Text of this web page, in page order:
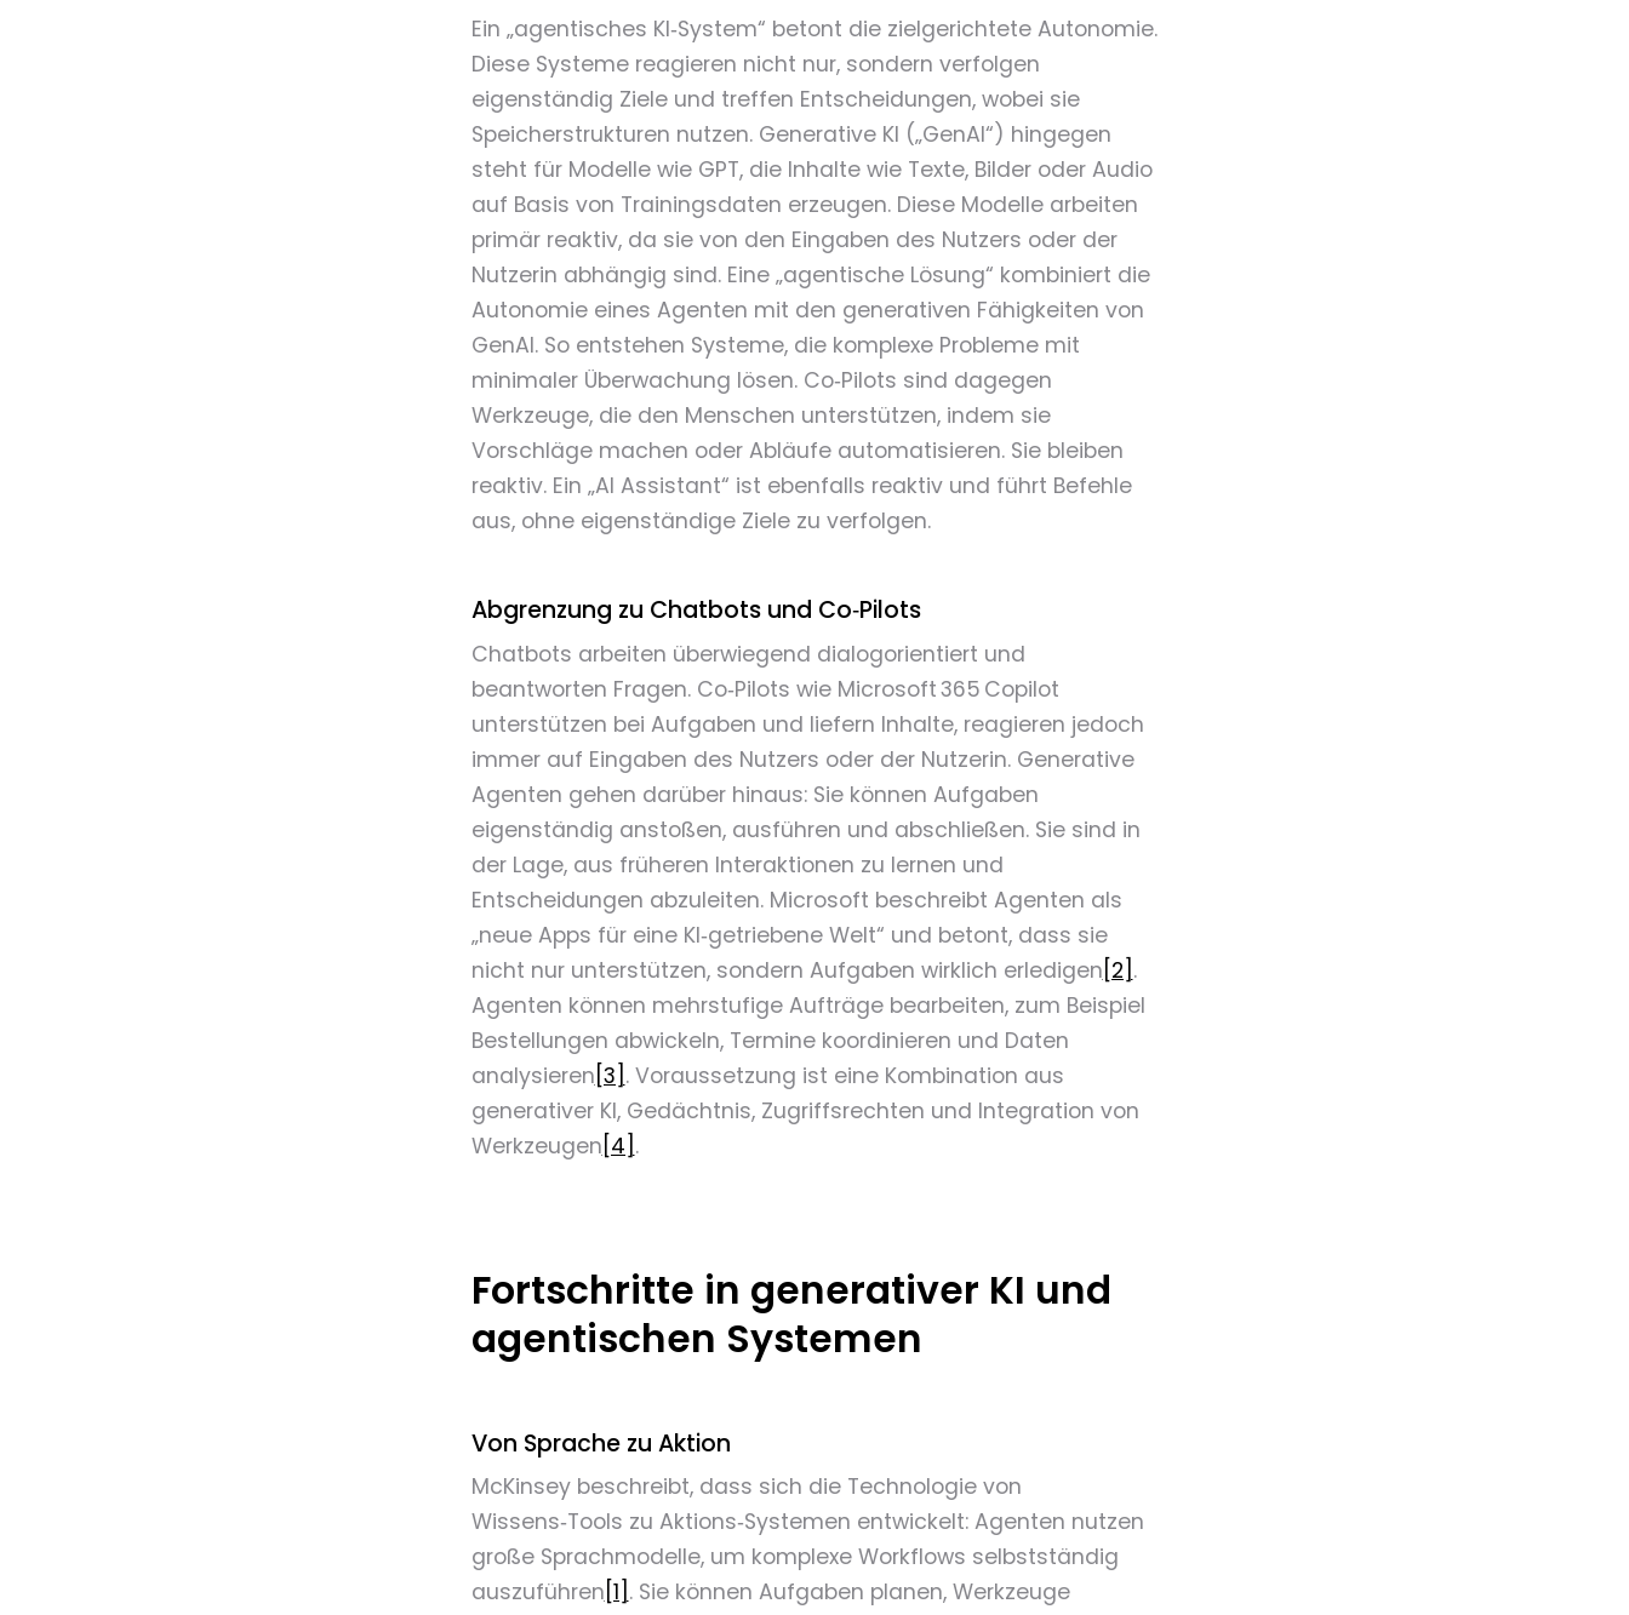
Ein „agentisches KI‑System“ betont die zielgerichtete Autonomie.
Diese Systeme reagieren nicht nur, sondern verfolgen
eigenständig Ziele und treffen Entscheidungen, wobei sie
Speicherstrukturen nutzen. Generative KI („GenAI“) hingegen
steht für Modelle wie GPT, die Inhalte wie Texte, Bilder oder Audio
auf Basis von Trainingsdaten erzeugen. Diese Modelle arbeiten
primär reaktiv, da sie von den Eingaben des Nutzers oder der
Nutzerin abhängig sind. Eine „agentische Lösung“ kombiniert die
Autonomie eines Agenten mit den generativen Fähigkeiten von
GenAI. So entstehen Systeme, die komplexe Probleme mit
minimaler Überwachung lösen. Co‑Pilots sind dagegen
Werkzeuge, die den Menschen unterstützen, indem sie
Vorschläge machen oder Abläufe automatisieren. Sie bleiben
reaktiv. Ein „AI Assistant“ ist ebenfalls reaktiv und führt Befehle
aus, ohne eigenständige Ziele zu verfolgen.
Abgrenzung zu Chatbots und Co‑Pilots
Chatbots arbeiten überwiegend dialogorientiert und
beantworten Fragen. Co‑Pilots wie Microsoft 365 Copilot
unterstützen bei Aufgaben und liefern Inhalte, reagieren jedoch
immer auf Eingaben des Nutzers oder der Nutzerin. Generative
Agenten gehen darüber hinaus: Sie können Aufgaben
eigenständig anstoßen, ausführen und abschließen. Sie sind in
der Lage, aus früheren Interaktionen zu lernen und
Entscheidungen abzuleiten. Microsoft beschreibt Agenten als
„neue Apps für eine KI‑getriebene Welt“ und betont, dass sie
nicht nur unterstützen, sondern Aufgaben wirklich erledigen [2] .
Agenten können mehrstufige Aufträge bearbeiten, zum Beispiel
Bestellungen abwickeln, Termine koordinieren und Daten
analysieren [3] . Voraussetzung ist eine Kombination aus
generativer KI, Gedächtnis, Zugriffsrechten und Integration von
Werkzeugen [4] .
Fortschritte in generativer KI und
agentischen Systemen
Von Sprache zu Aktion
McKinsey beschreibt, dass sich die Technologie von
Wissens‑Tools zu Aktions‑Systemen entwickelt: Agenten nutzen
große Sprachmodelle, um komplexe Workflows selbstständig
auszuführen [1] . Sie können Aufgaben planen, Werkzeuge